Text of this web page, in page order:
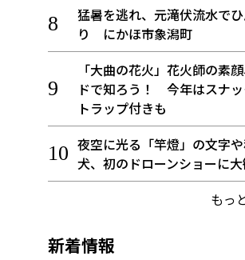
猛暑を逃れ、元滝伏流水で
り にかほ市象潟町
「大曲の花火」花火師の素
ドで知ろう！ 今年はスナ
トラップ付きも
夜空に光る「竿燈」の文字
犬、初のドローンショーに
もっ
新着情報